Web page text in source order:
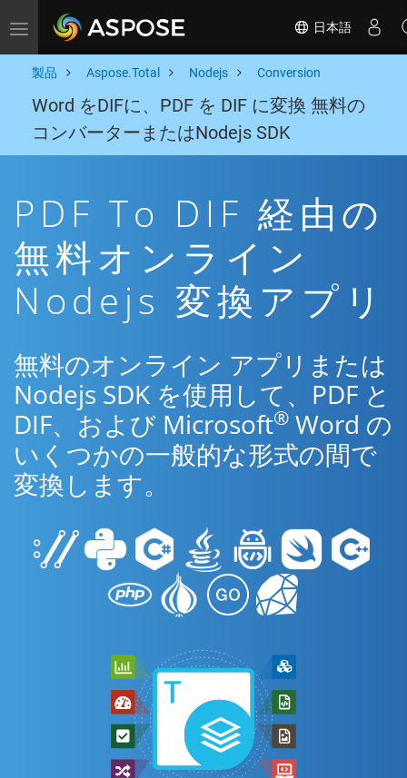
Toggle navigation 日本語
製品 Aspose.Total Nodejs Conversion
Word をDIFに、PDF を DIF に変換 無料の
コンバーターまたはNodejs SDK
PDF To DIF 経由の
無料オンライン
Nodejs 変換アプリ
無料のオンライン アプリまたは
Nodejs SDK を使用して、PDF と
DIF、および Microsoft® Word の
いくつかの一般的な形式の間で
変換します。